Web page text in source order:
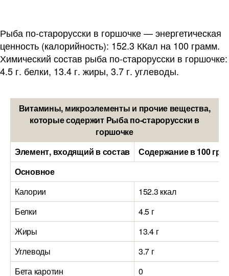
Рыба по-старорусски в горшочке — энергетическая
ценность (калорийность): 152.3 ККал на 100 грамм.
Химический состав рыба по-старорусски в горшочке:
4.5 г. белки, 13.4 г. жиры, 3.7 г. углеводы.
Витамины, микроэлементы и прочие вещества,
которые содержит Рыба по-старорусски в
горшочке
Элемент, входящий в состав
Содержание в 100
Основное
Калории
152.3 ккал
Белки
4.5 г
Жиры
13.4 г
Углеводы
3.7 г
Бета каротин
0